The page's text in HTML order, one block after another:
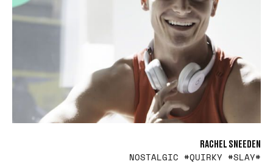
RACHEL SNEEDEN
#NOSTALGIC #QUIRKY #SLAY